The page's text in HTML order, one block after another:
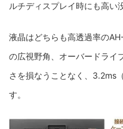
ルチディスプレイ時にも高い
液晶はどちらも高透過率の
の広視野角、オーバードライ
さを損なうことなく、3.2ms
す。